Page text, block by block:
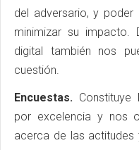
del adversario, y
minimizar su impacto.
digital también nos
cuestión.
Encuestas. Constituye
por excelencia y nos
acerca de las actitudes